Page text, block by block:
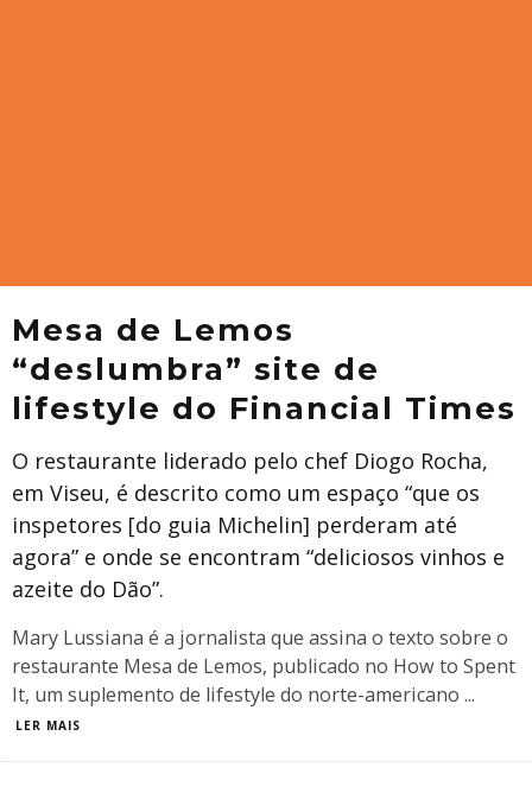
Mesa de Lemos
“deslumbra” site de
lifestyle do Financial Times
O restaurante liderado pelo chef Diogo Rocha,
em Viseu, é descrito como um espaço “que os
inspetores [do guia Michelin] perderam até
agora” e onde se encontram “deliciosos vinhos e
azeite do Dão”.
​Mary Lussiana é a jornalista que assina o texto sobre o
restaurante Mesa de Lemos, publicado no How to Spent
It, um suplemento de lifestyle do norte-americano ...
LER MAIS